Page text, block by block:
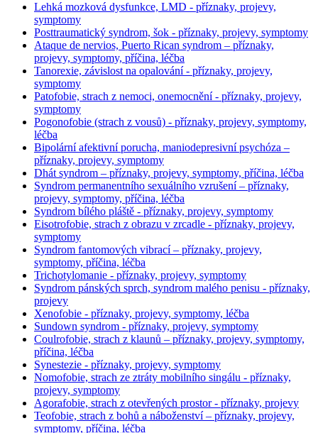
Lehká mozková dysfunkce, LMD - příznaky, projevy,
symptomy
Posttraumatický syndrom, šok - příznaky, projevy, symptomy
Ataque de nervios, Puerto Rican syndrom – příznaky,
projevy, symptomy, příčina, léčba
Tanorexie, závislost na opalování - příznaky, projevy,
symptomy
Patofobie, strach z nemoci, onemocnění - příznaky, projevy,
symptomy
Pogonofobie (strach z vousů) - příznaky, projevy, symptomy,
léčba
Bipolární afektivní porucha, maniodepresivní psychóza –
příznaky, projevy, symptomy
Dhát syndrom – příznaky, projevy, symptomy, příčina, léčba
Syndrom permanentního sexuálního vzrušení – příznaky,
projevy, symptomy, příčina, léčba
Syndrom bílého pláště - příznaky, projevy, symptomy
Eisotrofobie, strach z obrazu v zrcadle - příznaky, projevy,
symptomy
Syndrom fantomových vibrací – příznaky, projevy,
symptomy, příčina, léčba
Trichotylomanie - příznaky, projevy, symptomy
Syndrom pánských sprch, syndrom malého penisu - příznaky,
projevy
Xenofobie - příznaky, projevy, symptomy, léčba
Sundown syndrom - příznaky, projevy, symptomy
Coulrofobie, strach z klaunů – příznaky, projevy, symptomy,
příčina, léčba
Synestezie - příznaky, projevy, symptomy
Nomofobie, strach ze ztráty mobilního singálu - příznaky,
projevy, symptomy
Agorafobie, strach z otevřených prostor - příznaky, projevy
Teofobie, strach z bohů a náboženství – příznaky, projevy,
symptomy, příčina, léčba